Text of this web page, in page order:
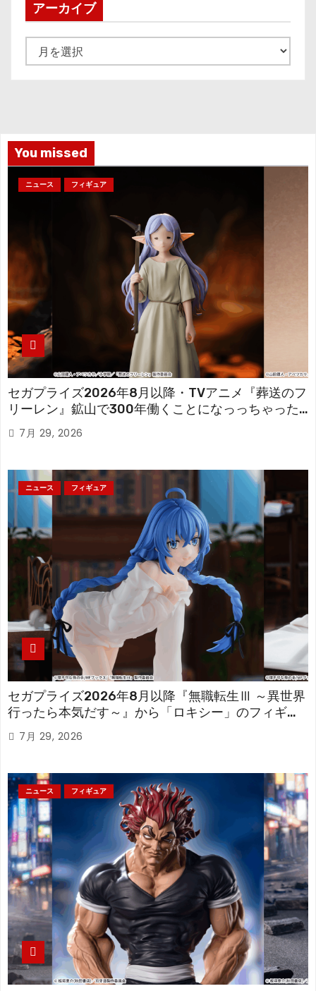
アーカイブ
ー
You missed
ニュース フィギュア
セガプライズ2026年8月以降・TVアニメ『葬送のフ
リーレン』鉱山で300年働くことになっっちゃった
「フリーレン」を立体化！
7月 29, 2026
ニュース フィギュア
セガプライズ2026年8月以降『無職転生Ⅲ ～異世界
行ったら本気だす～』から「ロキシー」のフィギュ
アが登場！
7月 29, 2026
ニュース フィギュア